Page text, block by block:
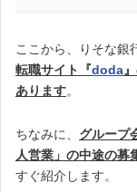
ここから、りそな銀
転職サイト『doda
あります。
ちなみに、 グループ
人営業」の中途の募
すぐ紹介します。